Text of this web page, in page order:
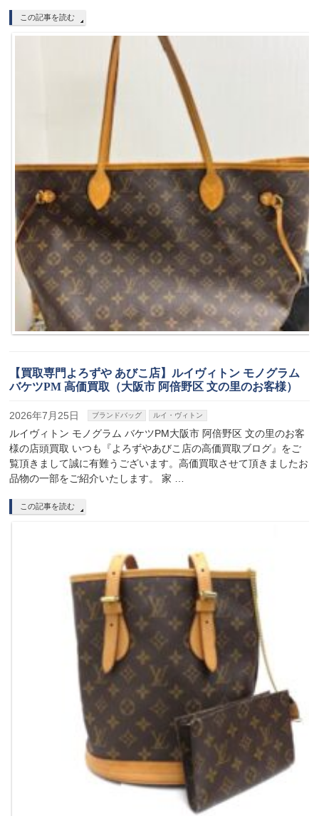
この記事を読む
【買取専門よろずや あびこ店】ルイヴィトン モノグラム
バケツPM 高価買取（大阪市 阿倍野区 文の里のお客様）
2026年7月25日 ブランドバッグ ルイ・ヴィトン
ルイヴィトン モノグラム バケツPM大阪市 阿倍野区 文の里のお客
様の店頭買取 いつも『よろずやあびこ店の高価買取ブログ』をご
覧頂きまして誠に有難うございます。高価買取させて頂きましたお
品物の一部をご紹介いたします。 家 …
この記事を読む